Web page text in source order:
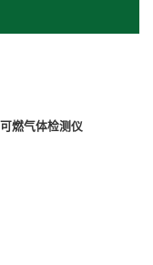
燃气体检测仪